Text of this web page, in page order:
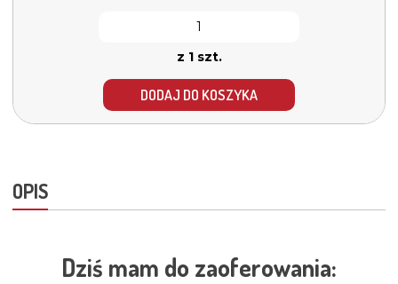
z 1 szt.
DODAJ DO KOSZYKA
OPIS
Dziś mam do zaoferowania: